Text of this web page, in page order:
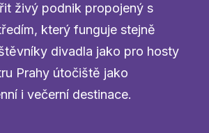
živý podnik propojený s
který funguje stejně
divadla jako pro hosty
Prahy útočiště jako
i večerní destinace.